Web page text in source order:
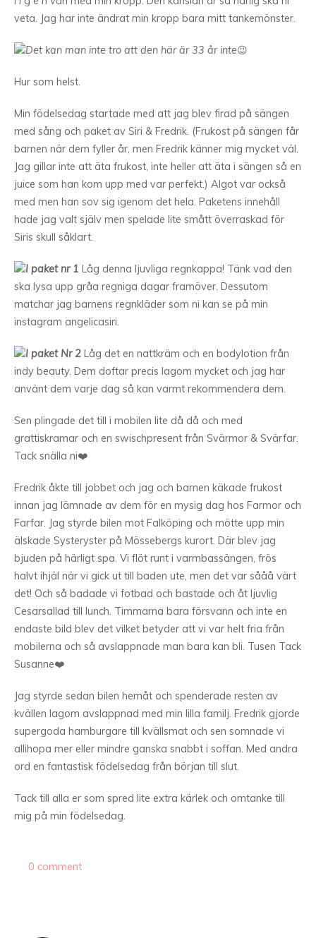
veta. Jag har inte ändrat min kropp bara mitt tankemönster.
Det kan man inte tro att den här är 33 år inte😉
Hur som helst.
Min födelsedag startade med att jag blev firad på sängen
med sång och paket av Siri & Fredrik. (Frukost på sängen får
barnen när dem fyller år, men Fredrik känner mig mycket väl.
Jag gillar inte att äta frukost, inte heller att äta i sängen så en
juice som han kom upp med var perfekt.) Algot var också
med men han sov sig igenom det hela. Paketens innehåll
hade jag valt själv men spelade lite smått överraskad för
Siris skull såklart.
I paket nr 1 Låg denna ljuvliga regnkappa! Tänk vad den
ska lysa upp gråa regniga dagar framöver. Dessutom
matchar jag barnens regnkläder som ni kan se på min
instagram angelicasiri.
I paket Nr 2 Låg det en nattkräm och en bodylotion från
indy beauty. Dem doftar precis lagom mycket och jag har
använt dem varje dag så kan varmt rekommendera dem.
Sen plingade det till i mobilen lite då då och med
grattiskramar och en swischpresent från Svärmor & Svärfar.
Tack snälla ni❤️
Fredrik åkte till jobbet och jag och barnen käkade frukost
innan jag lämnade av dem för en mysig dag hos Farmor och
Farfar. Jag styrde bilen mot Falköping och mötte upp min
älskade Systeryster på Mössebergs kurort. Där blev jag
bjuden på härligt spa. Vi flöt runt i varmbassängen, frös
halvt ihjäl när vi gick ut till baden ute, men det var sååå värt
det! Och så badade vi fotbad och bastade och åt ljuvlig
Cesarsallad till lunch. Timmarna bara försvann och inte en
endaste bild blev det vilket betyder att vi var helt fria från
mobilerna och så avslappnade man bara kan bli. Tusen Tack
Susanne❤️
Jag styrde sedan bilen hemåt och spenderade resten av
kvällen lagom avslappnad med min lilla familj. Fredrik gjorde
supergoda hamburgare till kvällsmat och sen somnade vi
allihopa mer eller mindre ganska snabbt i soffan. Med andra
ord en fantastisk födelsedag från början till slut.
Tack till alla er som spred lite extra kärlek och omtanke till
mig på min födelsedag.
0 comment